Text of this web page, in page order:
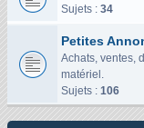
Sujets : 34
Petites
Achats, ventes,
matériel.
Sujets : 106